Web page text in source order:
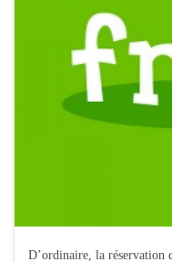
D’ordinaire, la réservation